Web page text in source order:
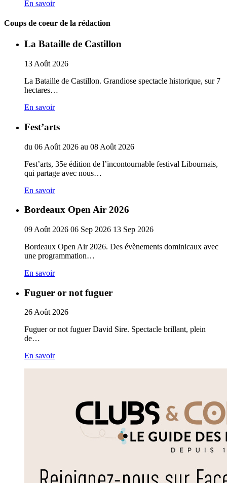
En savoir
Coups de coeur de la rédaction
La Bataille de Castillon
13 Août 2026
La Bataille de Castillon. Grandiose spectacle historique, sur 7
hectares…
En savoir
Fest’arts
du 06 Août 2026 au 08 Août 2026
Fest’arts, 35e édition de l’incontournable festival Libournais,
qui partage avec nous…
En savoir
Bordeaux Open Air 2026
09 Août 2026 06 Sep 2026 13 Sep 2026
Bordeaux Open Air 2026. Des évènements dominicaux avec
une programmation…
En savoir
Fuguer or not fuguer
26Août 2026
Fuguer or not fuguer David Sire. Spectacle brillant, plein
de…
En savoir